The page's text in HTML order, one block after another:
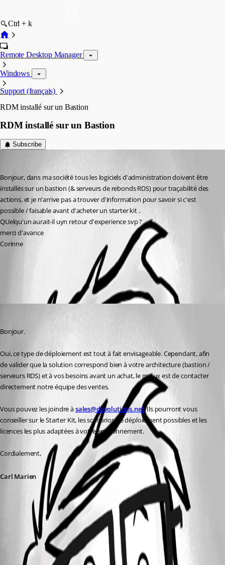
Ctrl + k
Remote Desktop Manager
Windows
Support (français)
RDM installé sur un Bastion
RDM installé sur un Bastion
Subscribe
Bonjour, dans ma société tous les logiciels d'administration doivent être
installés sur un bastion (& serveurs de rebonds RDS) pour traçabilité des
actions, et je n'arrive pas a trouver d'information pour savoir si c'est
possible / faisable avant d'acheter un starter kit .
QUelqu'un aurait-il uyn retour d'experience svp ?
merci d'avance
Corinne
All Comments (1)
Bonjour.
Oui, ce type de déploiement est tout à fait envisageable. Cependant, afin
de valider que la solution correspond bien à votre architecture (bastion /
serveurs RDS) et à vos besoins avant un achat, le mieux est de contacter
directement notre équipe des ventes.
Vous pouvez les joindre à sales@devolutions.net. Ils pourront vous
conseiller sur le Starter Kit, les scénarios de déploiement possibles et les
licences les plus adaptées à votre environnement.
Cordialement,
Carl Marien